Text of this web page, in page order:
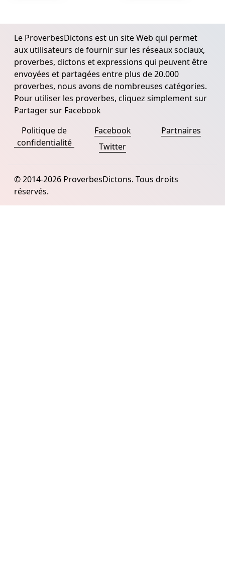
Le ProverbesDictons est un site Web qui permet
aux utilisateurs de fournir sur les réseaux sociaux,
proverbes, dictons et expressions qui peuvent être
envoyées et partagées entre plus de 20.000
proverbes, nous avons de nombreuses catégories.
Pour utiliser les proverbes, cliquez simplement sur
Partager sur Facebook
Politique de
confidentialité
Facebook
Twitter
Partnaires
© 2014-2026 ProverbesDictons. Tous droits
réservés.